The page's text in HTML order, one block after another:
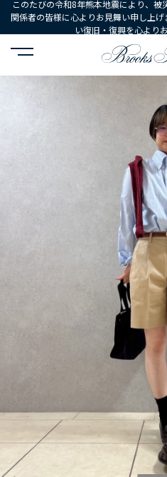
このたびの令和8年熊本地震により、
関係者の皆様に心よりお見舞い申し上
い復旧・復興を心より
HOME コーディネート コーデ